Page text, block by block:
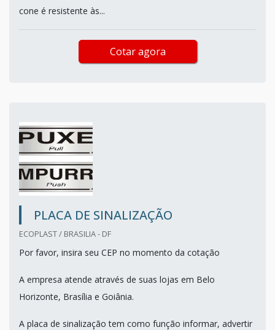
cone é resistente às...
Cotar agora
PLACA DE SINALIZAÇÃO
ECOPLAST / BRASILIA - DF
Por favor, insira seu CEP no momento da cotação
A empresa atende através de suas lojas em Belo
Horizonte, Brasília e Goiânia.
A placa de sinalização tem como função informar, advertir